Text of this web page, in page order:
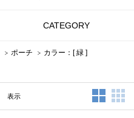
CATEGORY
ポーチ カラー：[緑 ]
表示 2列表示